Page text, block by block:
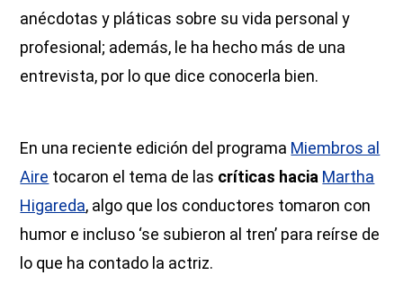
anécdotas y pláticas sobre su vida personal y
profesional; además, le ha hecho más de una
entrevista, por lo que dice conocerla bien.
En una reciente edición del programa Miembros al
Aire tocaron el tema de las críticas hacia Martha
Higareda, algo que los conductores tomaron con
humor e incluso ‘se subieron al tren’ para reírse de
lo que ha contado la actriz.